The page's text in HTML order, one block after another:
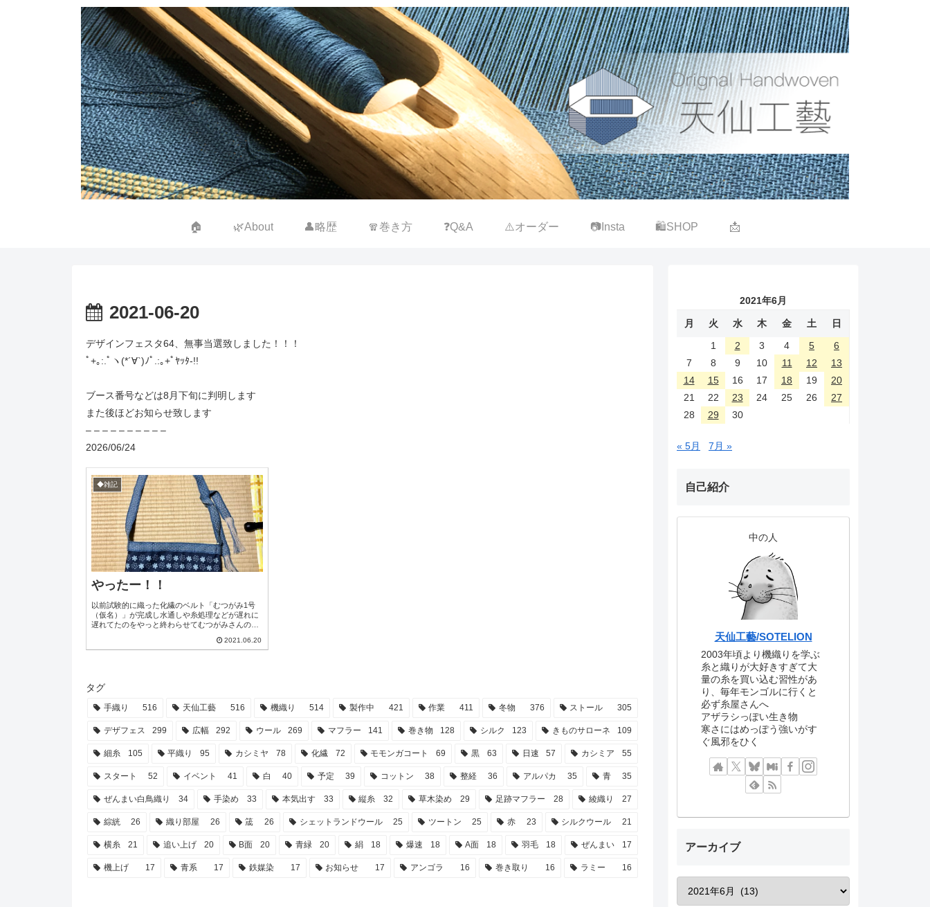
🏠 🌿About 👤略歴 🧣巻き方 ❓Q&A ⚠️オーダー 📷Insta 🛍SHOP 📩
2021-06-20
デザインフェスタ64、無事当選致しました！！！
ﾟ+｡:.ﾟヽ(*´∀`)ﾉﾟ.:｡+ﾟﾔｯﾀ-!!
ブース番号などは8月下旬に判明します
また後ほどお知らせ致します
– – – – – – – – – –
2026/06/24
◆雑記
やったー！！
以前試験的に織った化繊のベルト「むつがみ1号
（仮名）」が完成し水通しや糸処理などが遅れに
遅れてたのをやっと終わらせてむつがみさんの所
シュに仕上げてくれて今日画像を頂いちゃいまし
だそう...
2021.06.20
タグ
手織り 516 天仙工藝 516 機織り 514 製作中 421 作業 411 冬物 376 ストール 305
デザフェス 299 広幅 292 ウール 269 マフラー 141 巻き物 128 シルク 123 きものサローネ 109
細糸 105 平織り 95 カシミヤ 78 化繊 72 モモンガコート 69 黒 63 日速 57 カシミア 55
スタート 52 イベント 41 白 40 予定 39 コットン 38 整経 36 アルパカ 35 青 35
ぜんまい白鳥織り 34 手染め 33 本気出す 33 縦糸 32 草木染め 29 足跡マフラー 28 綾織り 27
綜絖 26 織り部屋 26 筬 26 シェットランドウール 25 ツートン 25 赤 23 シルクウール 21
横糸 21 追い上げ 20 B面 20 青緑 20 絹 18 爆速 18 A面 18 羽毛 18 ぜんまい 17
機上げ 17 青系 17 鉄媒染 17 お知らせ 17 アンゴラ 16 巻き取り 16 ラミー 16
2021年6月
月 火 水 木 金 土
日
1
2 3 4 5
6
7
8 9 10 11 12
13
14
15 16 17 18 19
20
21
22 23 24 25 26
27
28
29 30
« 5月 7月 »
自己紹介
中の人
天仙工藝/SOTELION
2003年頃より機織りを学ぶ
糸と織りが大好きすぎて大
量の糸を買い込む習性があ
り、毎年モンゴルに行くと
必ず糸屋さんへ
アザラシっぽい生き物
寒さにはめっぽう強いがす
ぐ風邪をひく
アーカイブ